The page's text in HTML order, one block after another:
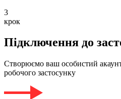
3
крок
Підключення до
Створюємо ваш особистий
робочого застосунку